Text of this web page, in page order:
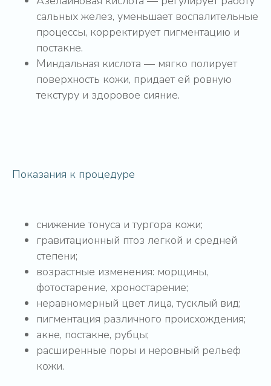
сальных желез, уменьшает воспалительные
процессы, корректирует пигментацию и
постакне.
Миндальная кислота — мягко полирует
поверхность кожи, придает ей ровную
текстуру и здоровое сияние.
Показания к процедуре
снижение тонуса и тургора кожи;
гравитационный птоз легкой и средней
степени;
возрастные изменения: морщины,
фотостарение, хроностарение;
неравномерный цвет лица, тусклый вид;
пигментация различного происхождения;
акне, постакне, рубцы;
расширенные поры и неровный рельеф
кожи.